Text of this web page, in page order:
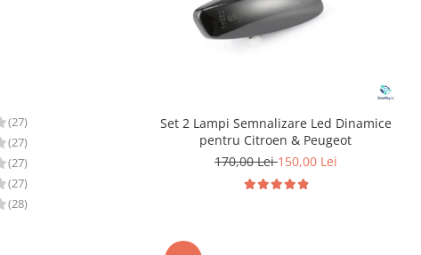
(27)
(27)
(27)
(27)
(28)
Set 2 Lampi Semnalizare Led Dinamice
pentru Citroen & Peugeot
170,00 Lei150,00 Lei